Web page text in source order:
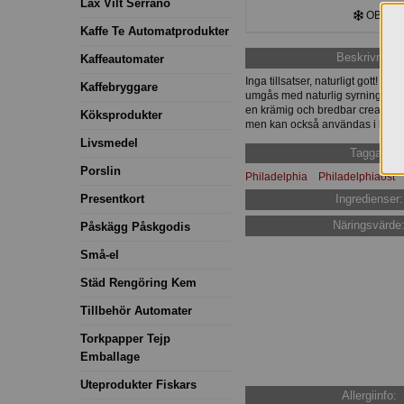
Lax Vilt Serrano
Kaffe Te Automatprodukter
Kaffeautomater
Kaffebryggare
Köksprodukter
Livsmedel
Porslin
Presentkort
Påskägg Påskgodis
Små-el
Städ Rengöring Kem
Tillbehör Automater
Torkpapper Tejp
Emballage
Uteprodukter Fiskars
OBS!
Beskrivning:
Inga tillsatser, naturligt gott! En
umgås med naturlig
en krämig och bredbar cream
men kan också användas i kall-
Taggar:
Philadelphia Philadelphiaost
Ingredienser:
Näringsvärde:
Allergiinfo: